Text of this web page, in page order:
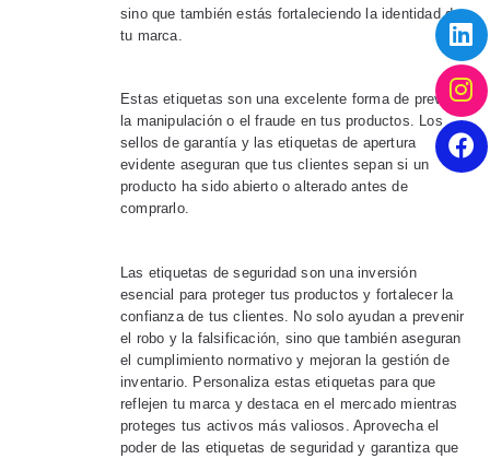
sino que también estás fortaleciendo la identidad de
tu marca.
Estas etiquetas son una excelente forma de prevenir
la manipulación o el fraude en tus productos. Los
sellos de garantía y las etiquetas de apertura
evidente aseguran que tus clientes sepan si un
producto ha sido abierto o alterado antes de
comprarlo.
Las etiquetas de seguridad son una inversión
esencial para proteger tus productos y fortalecer la
confianza de tus clientes. No solo ayudan a prevenir
el robo y la falsificación, sino que también aseguran
el cumplimiento normativo y mejoran la gestión de
inventario. Personaliza estas etiquetas para que
reflejen tu marca y destaca en el mercado mientras
proteges tus activos más valiosos. Aprovecha el
poder de las etiquetas de seguridad y garantiza que